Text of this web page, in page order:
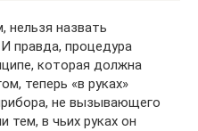
нельзя назвать
правда, процедура
которая должна
теперь «в руках»
не вызывающего
тем, в чьих руках он